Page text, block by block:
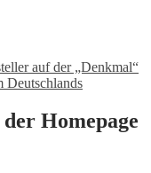
auf der „Denkmal“
Deutschlands
Homepage